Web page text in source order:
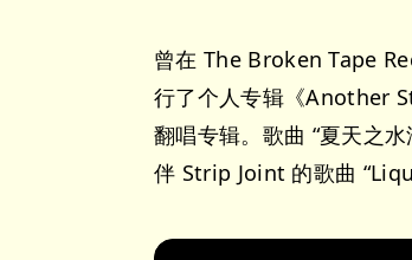
曾在 The Broken Tape
行了个人专辑《Another
翻唱专辑。歌曲 “夏天之
伴 Strip Joint 的歌曲